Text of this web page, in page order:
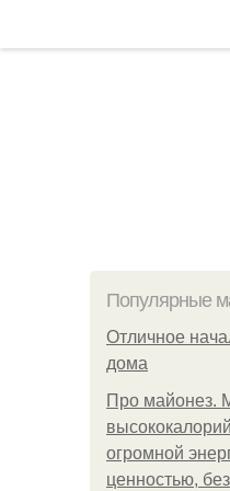
Популярные
Отличное
дома
Про майонез.
огромной
ценностью,